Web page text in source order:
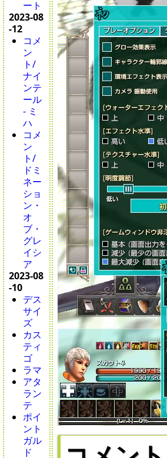
ート
2023-08
-12
コメ
ン
ト/
ナイ
ンテ
ール
- ミ
ハ
コメ
ン
ト/
ドミ
ネー
ショ
ン・
オ
ブ・
グレ
イシ
ア
2023-08
-10
デス
サイ
ズ
カス
ティ
ゴ
ラマ
アタ
ラン
テ
ポイ
ント
ガル
ド